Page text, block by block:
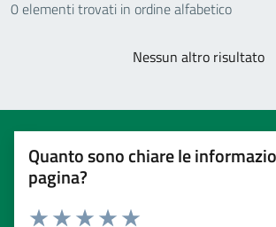
0 elementi trovati in ordine alfabetico
Nessun altro risultato
Quanto sono chiare le
pagina?